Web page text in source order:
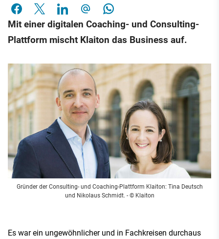
Mit einer digitalen Coaching- und Consulting-
Plattform mischt Klaiton das Business auf.
Gründer der Consulting- und Coaching-Plattform Klaiton: Tina Deutsch
und Nikolaus Schmidt. - © Klaiton
Es war ein ungewöhnlicher und in Fachkreisen durchaus